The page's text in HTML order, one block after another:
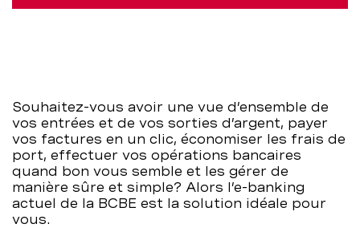
Souhaitez-vous avoir une vue d’ensemble de
vos entrées et de vos sorties d’argent, payer
vos factures en un clic, économiser les frais de
port, effectuer vos opérations bancaires
quand bon vous semble et les gérer de
manière sûre et simple? Alors l’e-banking
actuel de la BCBE est la solution idéale pour
vous.